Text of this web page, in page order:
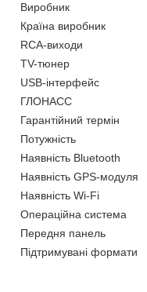
Виробник
Країна виробник
RCA-виходи
TV-тюнер
USB-інтерфейс
ГЛОНАСС
Гарантійний термін
Потужність
Наявність Bluetooth
Наявність GPS-модуля
Наявність Wi-Fi
Операційна система
Передня панель
Підтримувані формати